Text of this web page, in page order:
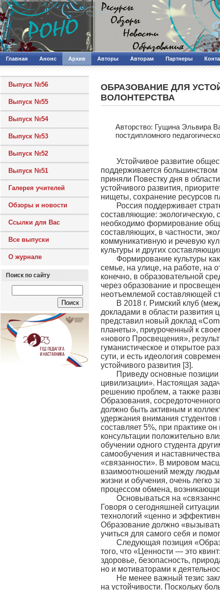
Главная Анонс Архив Авторы Авторам Партнеры
Выпуск №56
Выпуск №55
Выпуск №54
Выпуск №53
Выпуск №52
Выпуск №51
Галерея учителей
Обзоры и новости
Ссылки для Вас
Все выпуски
О журнале
Поиск по сайту
ОБРАЗОВАНИЕ ДЛЯ
ВОЛОНТЕРСТВА
Авторcтво: Гущина Эльвира
постдипломного
Устойчивое развитие
поддерживается
приняли Повестку дня в
устойчивого развития,
нищеты, сохранение ресурсов
Россия поддерживает
составляющие: экологическую,
необходимо формирование
составляющих, в частности,
коммуникативную и речевую
культуры и других
Формирование культуры
семье, на улице, на работе, на
конечно, в образовательной
через образование и
неотъемлемой составляющей
В 2018 г. Римский клуб
докладами в области развития
представил новый доклад
планеты», приуроченный к
«нового Просвещения»,
гуманистическое и открытое
сути, и есть идеология
устойчивого развития [3].
Приведу основные позиции
цивилизации». Настоящая
решению проблем, а также
Образования,
должно быть активным и
удержания внимания
составляет 5%, при практике
консультации положительно
обучении одного студента
самообучения и
«связанности». В мировом
взаимоотношений между
жизни и обучения, очень легко
процессом обмена,
Основываться на
Говоря о сегодняшней
технологий «ценно и
Образование должно
учиться для самого себя и
Следующая позиция
того, что «Ценности — это
здоровье, безопасность,
но и мотиваторами к
Не менее важный тезис
на устойчивости. Поскольку